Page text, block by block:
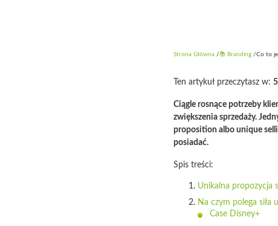
Strona Główna /📚 Branding /Co to
Ten artykuł przeczytasz w:
Ciągle rosnące potrzeby
zwiększenia sprzedaży.
proposition albo unique
posiadać.
Spis treści:
Unikalna propozycja
Na czym polega siła
Case Disney+